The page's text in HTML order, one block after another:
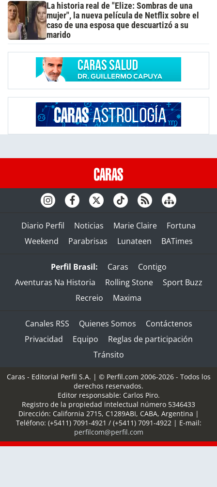
La historia real de "Elize: Sombras de una
mujer", la nueva película de Netflix sobre el
caso de una esposa que descuartizó a su
marido
Diario Perfil Noticias Marie Claire
Fortuna
Weekend
Parabrisas Lunateen BATimes
Perfil Brasil: Caras
Contigo
Aventuras Na Historia
Rolling Stone
Sport Buzz
Recreio
Maxima
Canales RSS Quienes Somos
Contáctenos
Privacidad
Equipo
Reglas de participación
Tránsito
Caras - Editorial Perfil S.A. | © Perfil.com 2006-2026 - Todos los
derechos reservados.
Editor responsable: Carlos Piro.
Registro de la propiedad intelectual número 5346433
Dirección: California 2715, C1289ABI, CABA, Argentina |
Teléfono: (+5411) 7091-4921 / (+5411) 7091-4922| E-mail:
perfilcom@perfil.com